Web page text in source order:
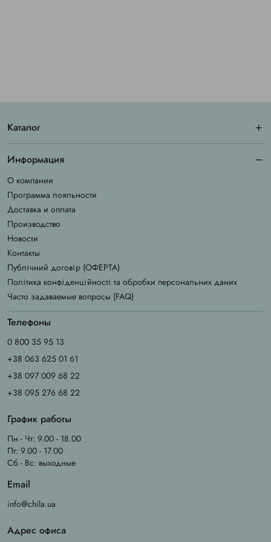
Каталог
Информация
О компании
Программа лояльности
Доставка и оплата
Производство
Новости
Контакты
Публічний договір (ОФЕРТА)
Політика конфіденційності та обробки персональних даних
Часто задаваемые вопросы (FAQ)
Телефоны
0 800 35 95 13
+38 063 625 01 61
+38 097 009 68 22
+38 095 276 68 22
График работы
Пн - Чт: 9.00 - 18.00
Пт: 9.00 - 17.00
Сб - Вс: выходные
Email
info@chila.ua
Адрес офиса